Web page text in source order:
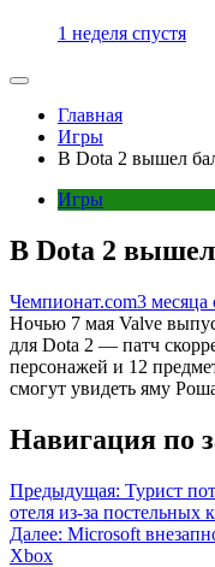
1 неделя спустя
Главная
Игры
В Dota 2 вышел
Игры
В Dota 2
Чемпионат.com3 месяца
Ночью 7 мая Valve
для Dota 2 — патч
персонажей и 12
смогут увидеть яму
Навигация по
Предыдущая: Турист
отеля из-за постельных
Далее: Microsoft
Xbox